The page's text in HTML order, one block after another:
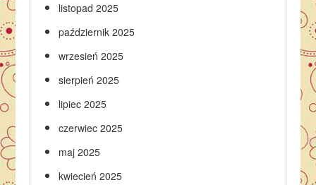
listopad 2025
październik 2025
wrzesień 2025
sierpień 2025
lipiec 2025
czerwiec 2025
maj 2025
kwiecień 2025